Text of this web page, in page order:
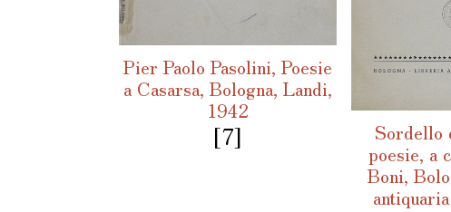
Pier Paolo Pasolini, Poesie
a Casarsa, Bologna, Landi,
1942
[7]
Sordello
poesie, a
Boni,